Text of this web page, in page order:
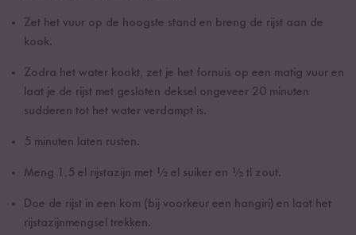
Zet het vuur op de hoogste stand en breng de rijst aan de
kook.
Zodra het water kookt, zet je het fornuis op een matig vuur en
laat je de rijst met gesloten deksel ongeveer 20 minuten
sudderen tot het water verdampt is.
5 minuten laten rusten.
Meng 1,5 el rijstazijn met ½ el suiker en ½ tl zout.
Doe de rijst in een kom (bij voorkeur een hangiri) en laat het
rijstazijnmengsel trekken.